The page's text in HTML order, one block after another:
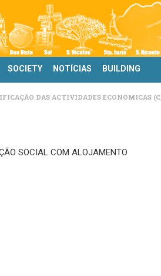
SOCIETY NOTÍCIAS BUILDING
DAS ACTIVIDADES ECONÓMICAS
SOCIAL COM ALOJAMENTO